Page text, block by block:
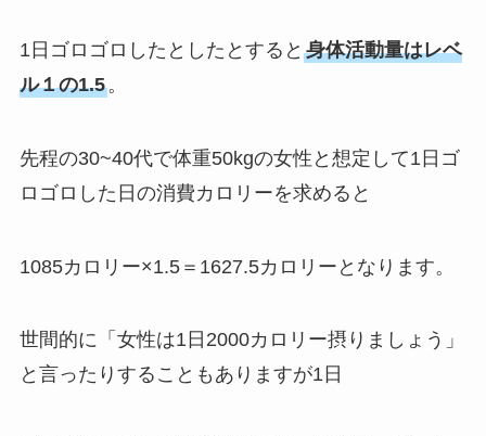
1日ゴロゴロしたとしたとすると 身体活動量はレベ
ル１の1.5。
先程の30~40代で体重50kgの女性と想定して1日ゴ
ロゴロした日の消費カロリーを求めると
1085カロリー×1.5＝1627.5カロリーとなります。
世間的に「女性は1日2000カロリー摂りましょう」
と言ったりすることもありますが1日